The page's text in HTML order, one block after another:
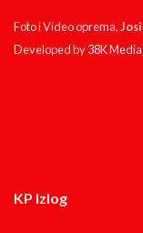
Foto i Video oprema,
Developed by38K Media.
KP Izlog